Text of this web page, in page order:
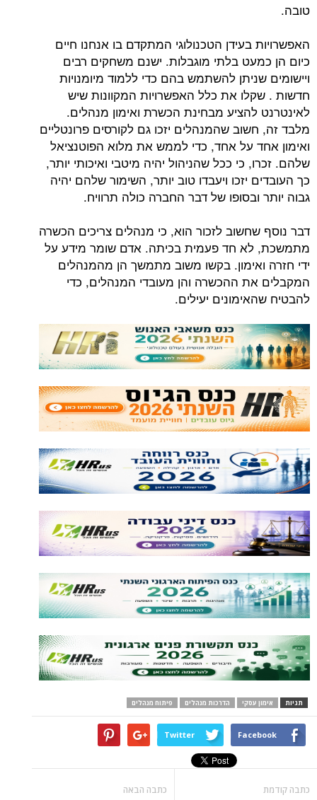
בעידן הטכנולוגי המתקדם בו אנחנו חיים
בלתי מוגבלות. ישנם משחקים רבים
להשתמש בהם כדי ללמוד מיומנויות
את כלל האפשרויות המקוונות שיש
מבחינת הכשרת ואימון מנהלים.
שהמנהלים יזכו גם לקורסים פרונטליים
על אחד, כדי לממש את מלוא הפוטנציאל
כי ככל שהניהול יהיה מיטבי ואיכותי יותר,
יזכו ויעבדו טוב יותר, השימור שלהם יהיה
של דבר החברה כולה תרוויח.
לזכור הוא, כי מנהלים צריכים הכשרה
חד פעמית בכיתה. אדם שומר מידע על
בקשו משוב מתמשך הן מהמנהלים
ההכשרה והן מעובדי המנהלים, כדי
יעילים.
עסקי הדרכות מנהלים פיתוח מנהלים
Twitter